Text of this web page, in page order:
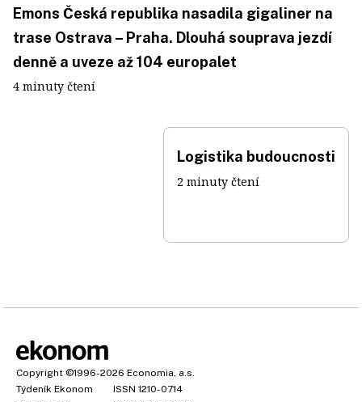
Emons Česká republika nasadila gigaliner na
trase Ostrava – Praha. Dlouhá souprava jezdí
denně a uveze až 104 europalet
4 minuty čtení
Logistika budoucnosti
2 minuty čtení
Copyright ©1996-2026 Economia, a.s.
Týdeník Ekonom
ISSN 1210-0714